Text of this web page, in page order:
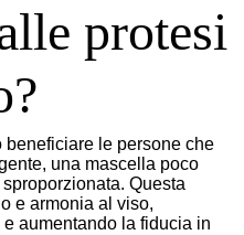
protesi
le persone che
una mascella poco
Questa
e armonia al viso,
aumentando la fiducia in